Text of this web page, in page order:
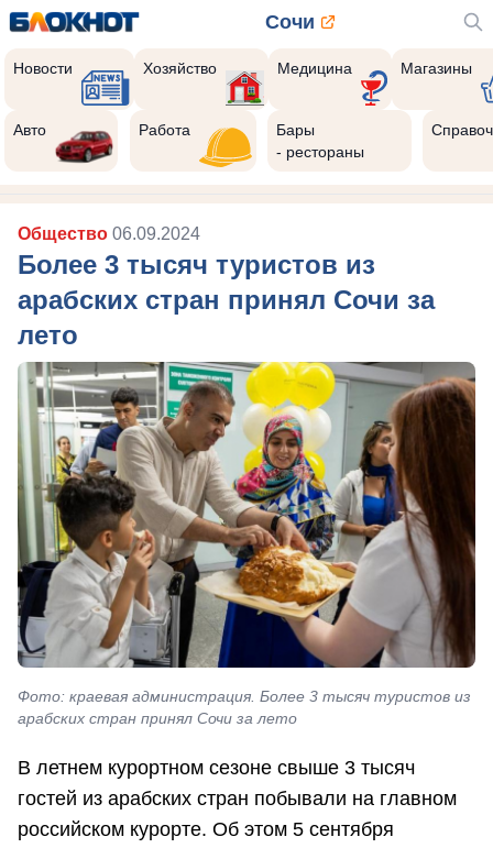
Сочи
Новости Хозяйство Медицина Магазины
Авто Работа
Бары
- рестораны
Общество 06.09.2024
Более 3 тысяч туристов из
арабских стран принял Сочи за
лето
Фото: краевая администрация. Более 3 тысяч туристов из
арабских стран принял Сочи за лето
В летнем курортном сезоне свыше 3 тысяч
гостей из арабских стран побывали на главном
российском курорте. Об этом 5 сентября